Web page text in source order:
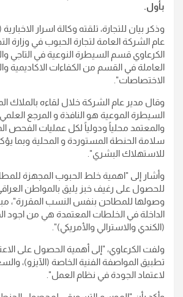
بأول.
وذكر بيان للتجارة، تلقته وكالة اسرار الاخبارية
عام الشركة العامة لتجارة الحبوب في وزارة
الكرعاوي قسم السيطرة النوعية في التاجي
العاملة في القسم من الكفاءات الاكاديمية
الاختصاصات".
وقال مدير عام الشركة خلال لقاءه بالملاك
السيطرة الموعية هو النافذة و المرجع
والمعتمد محلياً ودولياً لكل عمليات الفحص
سلامة الحنطة المستوردة و المحلية وبما
للاستهلاك البشري".
وأشار إلى "اهمية خلط الحبوب المجهزة
للحصول على رغيف خبز يليق بالمواطن
وصولها للمطاحن بنفس النسب المقررة"،
الداخلة في الخلطات المعتمدة هي من اجود
(الكندي والاسترالي والأمريكي)".
ولفت الكرعاوي، "إلى أهمية الحصول على
تطبيق المواصفة الفنية الخاصة (الآيزو)،
لاعتماد الجودة في نظام العمل".